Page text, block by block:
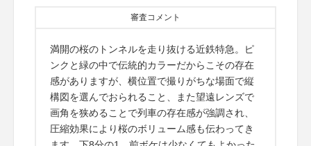
審査コメント
満開の桜のトンネルを走り抜ける近鉄特急。ピ
ンクと緑の中で伝統的カラーだからこその存在
感がありますが、横位置で撮りがちな場面で縦
構図を選んでおられること、また望遠レンズで
画角を狭めることで列車の存在感が強調され、
圧縮効果により桜のボリューム感も伝わってき